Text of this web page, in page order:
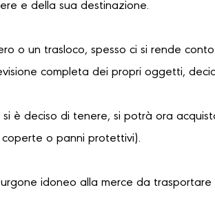
e della sua destinazione.
o un trasloco, spesso ci si rende
completa dei propri oggetti,
si è deciso di tenere, si potrà ora
o panni protettivi).
idoneo alla merce da